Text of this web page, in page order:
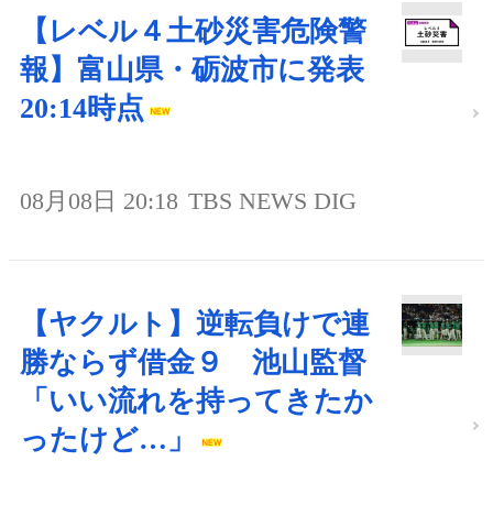
【レベル４土砂災害危険警
報】富山県・砺波市に発表
20:14時点
08月08日 20:18 TBS NEWS DIG
【ヤクルト】逆転負けで連
勝ならず借金９ 池山監督
「いい流れを持ってきたか
ったけど…」